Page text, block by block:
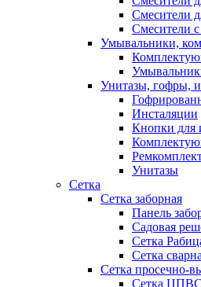
Смесители
Смесители
Умывальники,
Унитазы, гофры,
Инсталяции
Кнопки для
Унитазы
Сетка
Сетка заборная
Панель
Садовая
Сетка
Сетка
Сетка просечно-
Сетка ЦПВС